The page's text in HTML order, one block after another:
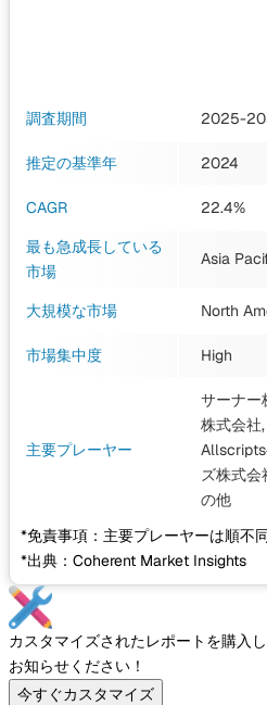
調査期間 2025-
推定の基準年 2024
CAGR
22.4%
最も急成長している
市場
Asia
大規模な市場 North
市場集中度 High
主要プレーヤー
サーナー
株式会社
Allscripts
ズ株式会
の他
*免責事項：主要プレーヤーは順不
*出典：Coherent Market Insights
カスタマイズされたレポートを購入
お知らせください！
今すぐカスタマイズ